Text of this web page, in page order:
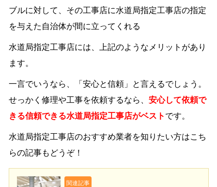
ブルに対して、その工事店に水道局指定工事店の指定
を与えた自治体が間に立ってくれる
水道局指定工事店には、上記のようなメリットがあり
ます。
一言でいうなら、「安心と信頼」と言えるでしょう。
せっかく修理や工事を依頼するなら、 安心して依頼で
きる信頼できる水道局指定工事店がベストです。
水道局指定工事店のおすすめ業者を知りたい方はこち
らの記事もどうぞ！
関連記事